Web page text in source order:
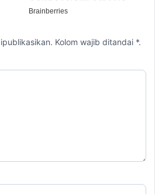
Kolom wajib ditandai *.